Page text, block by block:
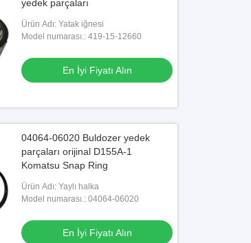
yedek parçaları
Ürün Adı: Yatak iğnesi
Model numarası.: 419-15-12660
En İyi Fiyatı Alın
04064-06020 Buldozer yedek
parçaları orijinal D155A-1
Komatsu Snap Ring
Ürün Adı: Yaylı halka
Model numarası.: 04064-06020
En İyi Fiyatı Alın